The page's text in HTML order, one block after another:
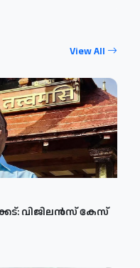
View All
വിജിലൻസ് കേസ്